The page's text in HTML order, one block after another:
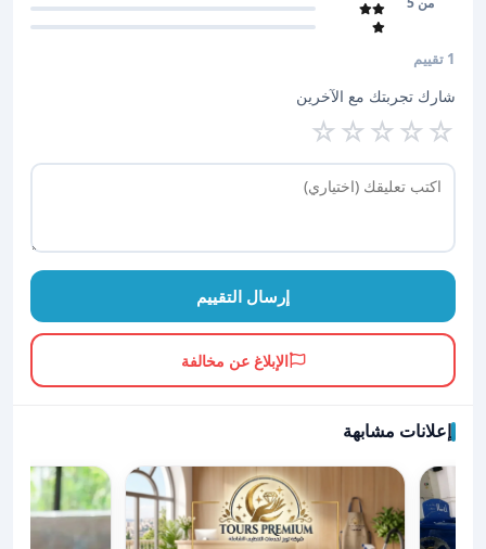
1 تقييم
شارك تجربتك مع الآخرين
☆
☆
☆
☆
☆
إرسال التقييم
الإبلاغ عن مخالفة
إعلانات مشابهة